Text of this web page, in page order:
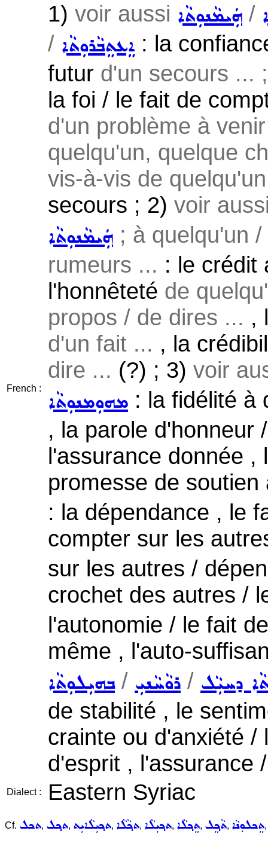
French :
1) voir aussi ܗܲܝܡܵܢܘܼܬܵܐ /
/ ܐܸܥܬܸܒܵܪܘܼܬܵܐ : la
futur d'un secours ...
la foi / le fait de
d'un problème à
quelqu'un, quelque
vis-à-vis de
secours ; 2) voir
ܗܲܝܡܵܢܘܼܬܵܐ ; à quelqu'un
rumeurs ... : le crédit
l'honnêteté de
propos / de dires ... ,
d'un fait ... , la
dire ... (?) ; 3) voir
ܡܗܘܼܡܢܘܼܬܵܐ : la fidélité à
, la parole d'honneur
l'assurance donnée ,
promesse de
: la dépendance , le
compter sur les
sur les autres /
crochet des autres /
l'autonomie / le fait
même , l'auto-
ܒܗܝܼܠܘܼܬܵܐ/ ܪܘܵܚܵܢܝܼ / ܕܚܝܼܵܠ
de stabilité , le
crainte ou d'anxiété /
d'esprit , l'assurance
Dialect : Eastern Syriac
Cf. ܬܟܠ, ܬܟ݂ܠ, ܬܟ݂ܝܼܠܵܐܝܼܬ, ܬܟ݂ܵܠܵܐ, ܬܟ݂ܝܼܠܵܐ, ܬܸܟ݂ܠܵܐ, ܬܵܟ݂ܸܠ, ܬܸܟܠܘܼܢܵܐ